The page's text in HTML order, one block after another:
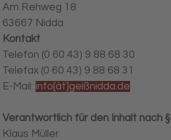
Am Rehweg 18
63667 Nidda
Kontakt
Telefon (0 60 43) 9 88 68 30
Telefax (0 60 43) 9 88 68 31
E-Mail: info[ät]geißnidda.de
Verantwortlich für den Inhalt nach
Klaus Müller